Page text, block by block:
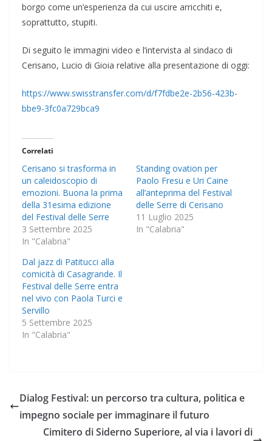
borgo come un’esperienza da cui uscire arricchiti e,
soprattutto, stupiti.
Di seguito le immagini video e l’intervista al sindaco di
Cerisano, Lucio di Gioia relative alla presentazione di oggi:
https://www.swisstransfer.com/d/f7fdbe2e-2b56-423b-
bbe9-3fc0a729bca9
Correlati
Cerisano si trasforma in
un caleidoscopio di
emozioni. Buona la prima
della 31esima edizione
del Festival delle Serre
3 Settembre 2025
In "Calabria"
Standing ovation per
Paolo Fresu e Uri Caine
all’anteprima del Festival
delle Serre di Cerisano
11 Luglio 2025
In "Calabria"
Dal jazz di Patitucci alla
comicità di Casagrande. Il
Festival delle Serre entra
nel vivo con Paola Turci e
Servillo
5 Settembre 2025
In "Calabria"
Dialog Festival: un percorso tra cultura, politica e
impegno sociale per immaginare il futuro
Cimitero di Siderno Superiore, al via i lavori di